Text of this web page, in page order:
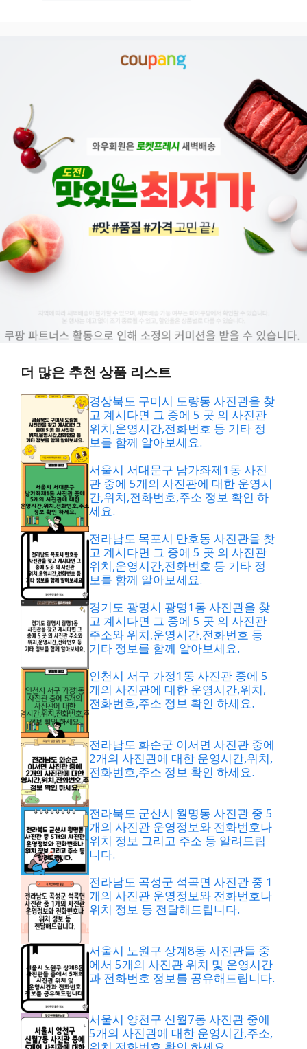
더 많은 추천 상품 리스트
경상북도 구미시 도량동 사진관을 찾
고 계시다면 그 중에 5 곳 의 사진관
위치,운영시간,전화번호 등 기타 정
보를 함께 알아보세요.
서울시 서대문구 남가좌제1동 사진
관 중에 5개의 사진관에 대한 운영시
간,위치,전화번호,주소 정보 확인 하
세요.
전라남도 목포시 만호동 사진관을 찾
고 계시다면 그 중에 5 곳 의 사진관
위치,운영시간,전화번호 등 기타 정
보를 함께 알아보세요.
경기도 광명시 광명1동 사진관을 찾
고 계시다면 그 중에 5 곳 의 사진관
주소와 위치,운영시간,전화번호 등
기타 정보를 함께 알아보세요.
인천시 서구 가정1동 사진관 중에 5
개의 사진관에 대한 운영시간,위치,
전화번호,주소 정보 확인 하세요.
전라남도 화순군 이서면 사진관 중에
2개의 사진관에 대한 운영시간,위치,
전화번호,주소 정보 확인 하세요.
전라북도 군산시 월명동 사진관 중 5
개의 사진관 운영정보와 전화번호나
위치 정보 그리고 주소 등 알려드립
니다.
전라남도 곡성군 석곡면 사진관 중 1
개의 사진관 운영정보와 전화번호나
위치 정보 등 전달해드립니다.
서울시 노원구 상계8동 사진관들 중
에서 5개의 사진관 위치 및 운영시간
과 전화번호 정보를 공유해드립니다.
서울시 양천구 신월7동 사진관 중에
5개의 사진관에 대한 운영시간,주소,